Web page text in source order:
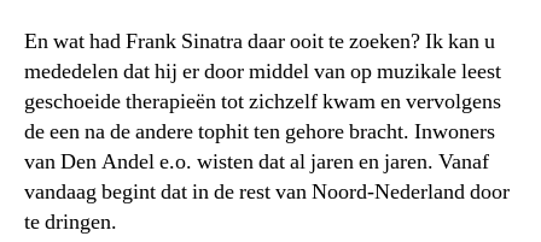
En wat had Frank Sinatra daar ooit te zoeken? Ik kan u
mededelen dat hij er door middel van op muzikale leest
geschoeide therapieën tot zichzelf kwam en vervolgens
de een na de andere tophit ten gehore bracht. Inwoners
van Den Andel e.o. wisten dat al jaren en jaren. Vanaf
vandaag begint dat in de rest van Noord-Nederland door
te dringen.